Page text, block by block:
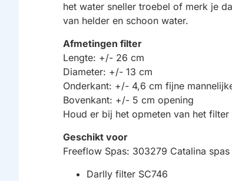
het water sneller troebel of merk je
van helder en schoon water.
Afmetingen filter
Lengte: +/- 26 cm
Diameter: +/- 13 cm
Onderkant: +/- 4,6 cm fijne
Bovenkant: +/- 5 cm opening
Houd er bij het opmeten van het
Geschikt voor
Freeflow Spas: 303279 Catalina
Darlly filter SC746